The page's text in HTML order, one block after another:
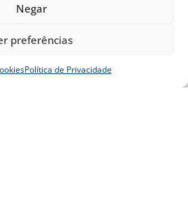
Negar
preferências
Política de Privacidade